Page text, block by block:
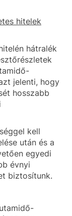
hitelek
hátralék
jelenti, hogy
hosszabb
kell
után és a
egyedi
évnyi
biztosítunk.